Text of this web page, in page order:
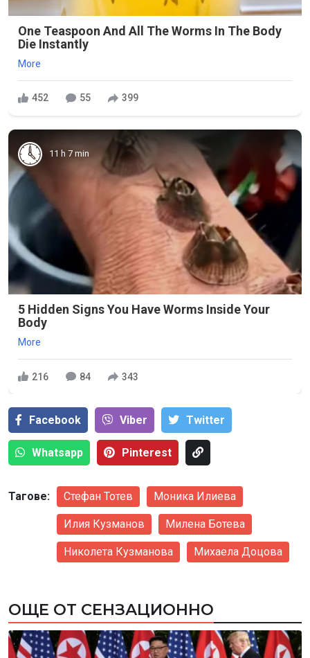
One Teaspoon And All The Worms In The Body
Die Instantly
More
452 55 399
11 h 7 min
5 Hidden Signs You Have Worms Inside Your
Body
More
216 84 343
Facebook Viber Тwitter
Whatsapp Pinterest
Тагове: Стефан Тотев Моника Илиева
Илия Кузманов Милена Ботева
Николета Кузманова Михаела Доцова
ОЩЕ ОТ СЕНЗАЦИОННО